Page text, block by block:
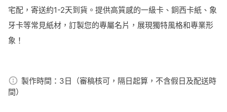
宅配，寄送約1-2天到貨。提供高質感的一級卡、銅西卡紙、象
牙卡等常見紙材，訂製您的專屬名片，展現獨特風格和專業形
象！
製作時間： 3日（審稿核可，隔日起算，不含假日及配送時
間）